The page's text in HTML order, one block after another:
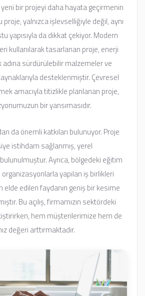
bir projeyi daha hayata geçirmenin
proje, yalnızca işlevselliğiyle değil, aynı
yapısıyla da dikkat çekiyor. Modern
kullanılarak tasarlanan proje, enerji
sürdürülebilir malzemeler ve
desteklenmiştir. Çevresel
amacıyla titizlikle planlanan proje,
bir yansımasıdır.
da önemli katkıları bulunuyor. Proje
istihdam sağlanmış, yerel
Ayrıca, bölgedeki eğitim
yapılan iş birlikleri
elde edilen faydanın geniş bir kesime
Bu açılış, firmamızın sektördeki
hem müşterilerimize hem de
değeri arttırmaktadır.